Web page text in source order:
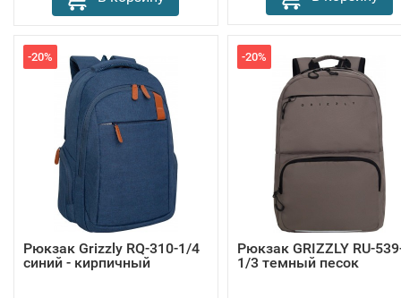
-20%
Рюкзак Grizzly RQ-310-1/4
синий - кирпичный
-20%
Рюкзак GRIZZLY RU-
1/3 темный песок